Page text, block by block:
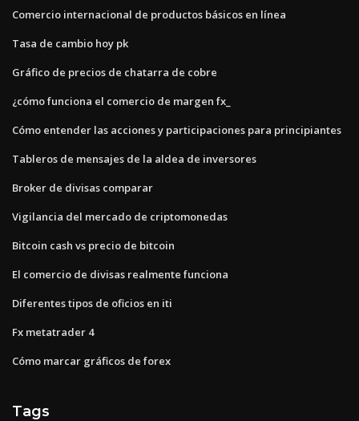
Comercio internacional de productos básicos en línea
Tasa de cambio hoy pk
Gráfico de precios de chatarra de cobre
¿cómo funciona el comercio de margen fx_
Cómo entender las acciones y participaciones para principiantes
Tableros de mensajes de la aldea de inversores
Broker de divisas comparar
Vigilancia del mercado de criptomonedas
Bitcoin cash vs precio de bitcoin
El comercio de divisas realmente funciona
Diferentes tipos de oficios en iti
Fx metatrader 4
Cómo marcar gráficos de forex
Tags